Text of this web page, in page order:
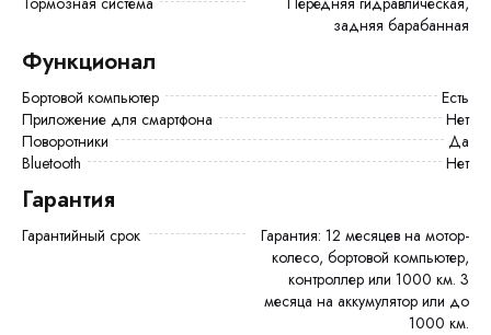
задняя барабанная
Функционал
Бортовой компьютер
есть
Приложение для смартфона
Нет
Поворотники
Да
Bluetooth
Нет
Гарантия
Гарантийный срок
Гарантия: 12 месяцев на мотор-
колесо, бортовой компьютер,
контроллер или 1000 км. 3
месяца на аккумулятор или до
1000 км.